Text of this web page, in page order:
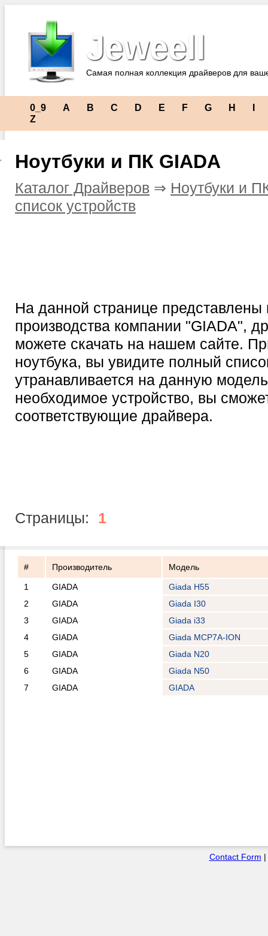
Jeweell
Самая полная коллекция драйверов для
0_9 A B C D E F G H
Z
Ноутбуки и ПК GIADA
Каталог Драйверов ⇒ Ноутбуки и
список устройств
На данной странице
производства компании "GIADA",
можете скачать на нашем сайте.
ноутбука, вы увидите полный
утранавливается на данную
необходимое устройство, вы
соответствующие драйвера.
Страницы: 1
# Производитель Модель
1 GIADA
Giada H55
2
GIADA
Giada I30
3
GIADA
Giada i33
4
GIADA
Giada MCP7A-ION
5
GIADA
Giada N20
6
GIADA
Giada N50
7
GIADA GIADA
Contact Form |